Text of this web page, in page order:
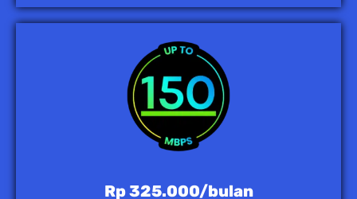
Rp 325.000/bulan